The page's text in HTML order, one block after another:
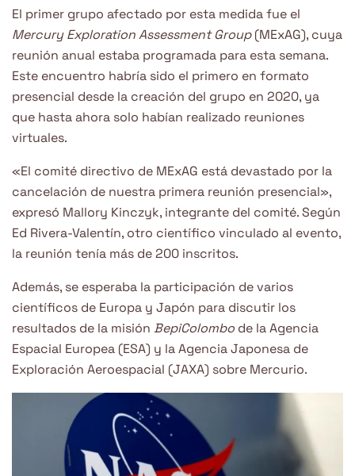
El primer grupo afectado por esta medida fue el
Mercury Exploration Assessment Group(MExAG), cuya
reunión anual estaba programada para esta semana.
Este encuentro habría sido el primero en formato
presencial desde la creación del grupo en 2020, ya
que hasta ahora solo habían realizado reuniones
virtuales.
«El comité directivo de MExAG está devastado por la
cancelación de nuestra primera reunión presencial»,
expresó Mallory Kinczyk, integrante del comité. Según
Ed Rivera-Valentín, otro científico vinculado al evento,
la reunión tenía más de 200 inscritos.
Además, se esperaba la participación de varios
científicos de Europa y Japón para discutir los
resultados de la misión BepiColombo de la Agencia
Espacial Europea (ESA) y la Agencia Japonesa de
Exploración Aeroespacial (JAXA) sobre Mercurio.